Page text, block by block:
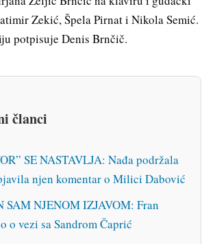
Zekić, Špela Pirnat i Nikola Semić.
potpisuje Denis Brnčič.
članci
SE NASTAVLJA: Nađa podržala
njen komentar o Milici Dabović
SAM NJENOM IZJAVOM: Fran
o vezi sa Sandrom Čaprić